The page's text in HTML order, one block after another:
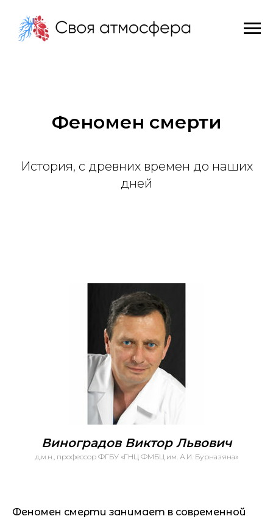
Феномен смерти
История, с древних времен до наших
дней
Виноградов Виктор Львович
д.м.н., профессор ФГБУ «ГНЦ ФМБЦ им. А.И. Бурназяна»
Феномен смерти занимает в современной